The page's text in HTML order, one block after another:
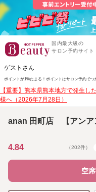
国内最大級の
サロン予約サイト
ゲストさん
ポイントが1%たまる！ ポイントはサロン予約でつ
【重要】熊本県熊本地方で発生
様へ（2026年7月28日）
anan 田町店 【アンア
4.84 （202件）
空